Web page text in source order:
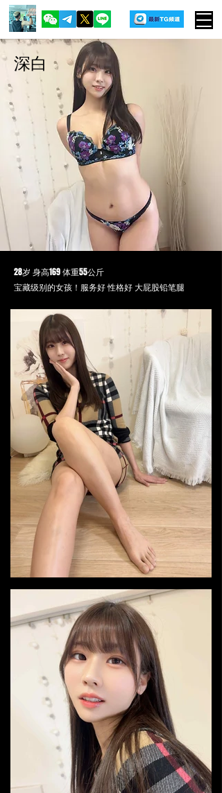
深白
28岁 身高169 体重55公斤
宝藏级别的女孩！服务好 性格好 大屁股铅笔腿